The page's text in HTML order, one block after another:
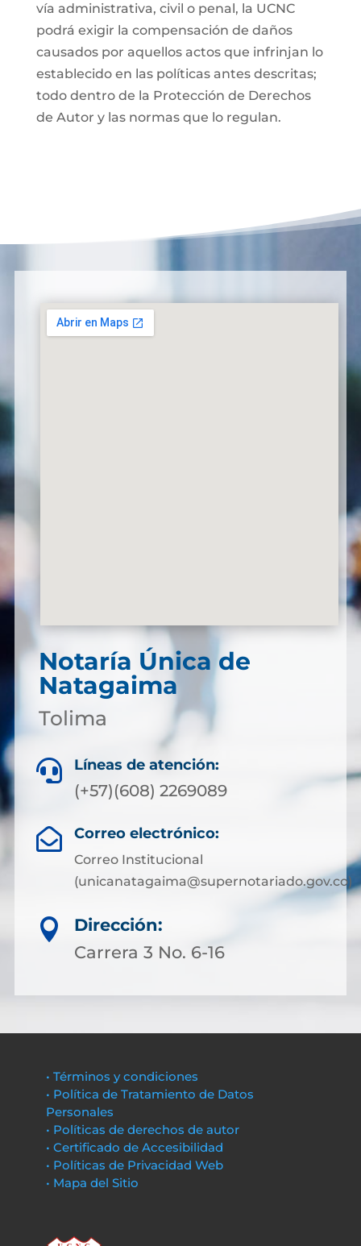
vía administrativa, civil o penal, la UCNC
podrá exigir la compensación de daños
causados por aquellos actos que infrinjan lo
establecido en las políticas antes descritas;
todo dentro de la Protección de Derechos
de Autor y las normas que lo regulan.
Notaría Única de
Natagaima
Tolima
 Líneas de atención:
(+57)(608) 2269089
 Correo electrónico:
Correo Institucional
(unicanatagaima@supernotariado.gov.co)

Dirección:
Carrera 3 No. 6-16
• Términos y condiciones
• Política de Tratamiento de Datos
Personales
• Políticas de derechos de autor
• Certificado de Accesibilidad
• Políticas de Privacidad Web
• Mapa del Sitio